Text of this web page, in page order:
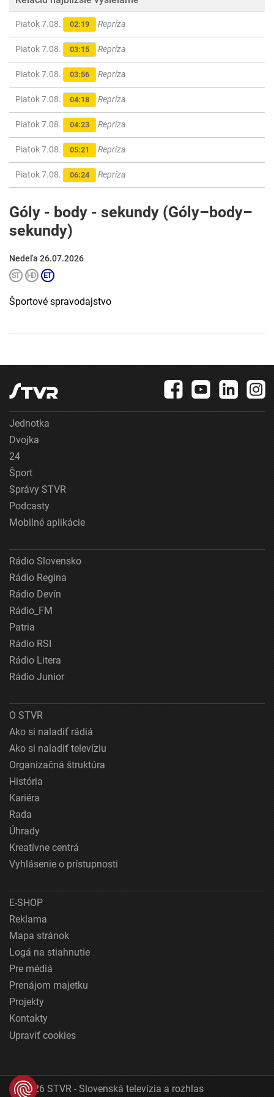
Piatok 7.08. 02:19 Repríza
Piatok 7.08. 03:15 Repríza
Piatok 7.08. 03:56 Repríza
Piatok 7.08. 04:18 Repríza
Piatok 7.08. 04:23 Repríza
Piatok 7.08. 05:21 Repríza
Piatok 7.08. 06:24 Repríza
Góly - body - sekundy (Góly–body–
sekundy)
Nedeľa 26.07.2026
Športové spravodajstvo
Jednotka
Dvojka
24
Šport
Správy STVR
Podcasty
Mobilné aplikácie
Rádio Slovensko
Rádio Regina
Rádio Devín
Rádio_FM
Patria
Rádio RSI
Rádio Litera
Rádio Junior
O STVR
Ako si naladiť rádiá
Ako si naladiť televíziu
Organizačná štruktúra
História
Kariéra
Rada
Úhrady
Kreatívne centrá
Vyhlásenie o prístupnosti
E-SHOP
Reklama
Mapa stránok
Logá na stiahnutie
Pre médiá
Prenájom majetku
Projekty
Kontakty
Upraviť cookies
© 2026 STVR - Slovenská televízia a rozhlas